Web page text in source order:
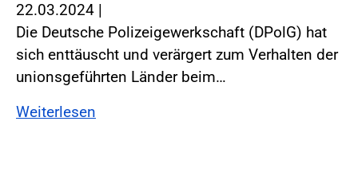
22.03.2024 |
Die Deutsche Polizeigewerkschaft (DPolG) hat
sich enttäuscht und verärgert zum Verhalten der
unionsgeführten Länder beim…
Weiterlesen